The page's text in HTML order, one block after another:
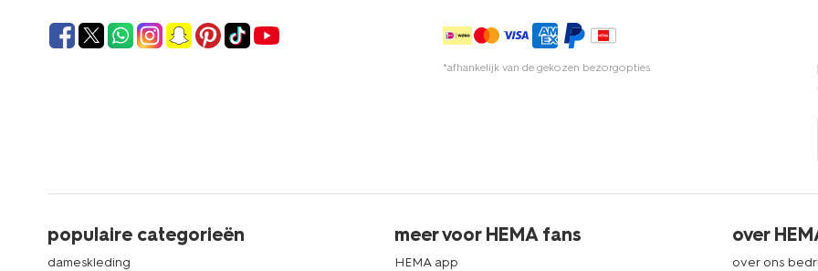
*afhankelijk van de gekozen bezorgopties
populaire categorieën
dameskleding
meer voor HEMA fans
HEMA app
over
over ons